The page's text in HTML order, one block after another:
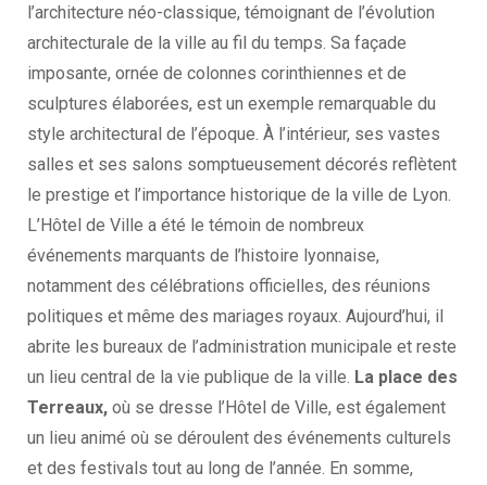
l’architecture néo-classique, témoignant de l’évolution
architecturale de la ville au fil du temps. Sa façade
imposante, ornée de colonnes corinthiennes et de
sculptures élaborées, est un exemple remarquable du
style architectural de l’époque. À l’intérieur, ses vastes
salles et ses salons somptueusement décorés reflètent
le prestige et l’importance historique de la ville de Lyon.
L’Hôtel de Ville a été le témoin de nombreux
événements marquants de l’histoire lyonnaise,
notamment des célébrations officielles, des réunions
politiques et même des mariages royaux. Aujourd’hui, il
abrite les bureaux de l’administration municipale et reste
un lieu central de la vie publique de la ville. La place des
Terreaux, où se dresse l’Hôtel de Ville, est également
un lieu animé où se déroulent des événements culturels
et des festivals tout au long de l’année. En somme,